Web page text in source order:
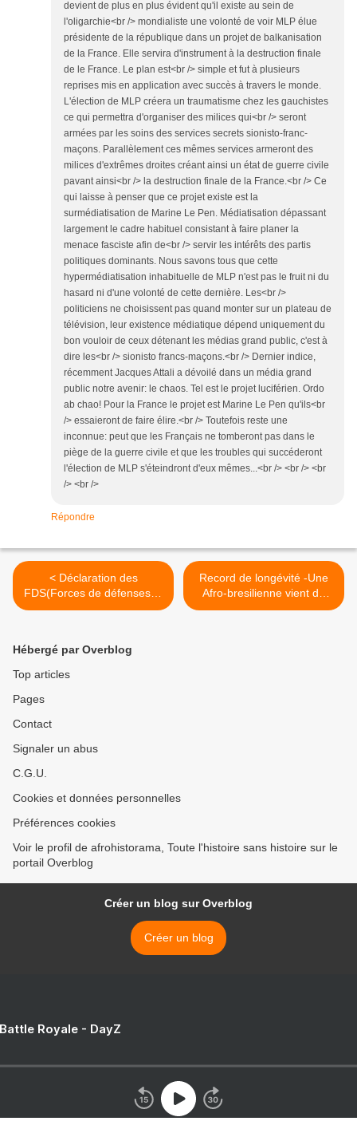
devient de plus en plus évident qu'il existe au sein de
l'oligarchie<br /> mondialiste une volonté de voir MLP élue
présidente de la république dans un projet de balkanisation
de la France. Elle servira d'instrument à la destruction finale
de le France. Le plan est<br /> simple et fut à plusieurs
reprises mis en application avec succès à travers le monde.
L'élection de MLP créera un traumatisme chez les gauchistes
ce qui permettra d'organiser des milices qui<br /> seront
armées par les soins des services secrets sionisto-franc-
maçons. Parallèlement ces mêmes services armeront des
milices d'extrêmes droites créant ainsi un état de guerre civile
pavant ainsi<br /> la destruction finale de la France.<br /> Ce
qui laisse à penser que ce projet existe est la
surmédiatisation de Marine Le Pen. Médiatisation dépassant
largement le cadre habituel consistant à faire planer la
menace fasciste afin de<br /> servir les intérêts des partis
politiques dominants. Nous savons tous que cette
hypermédiatisation inhabituelle de MLP n'est pas le fruit ni du
hasard ni d'une volonté de cette dernière. Les<br />
politiciens ne choisissent pas quand monter sur un plateau de
télévision, leur existence médiatique dépend uniquement du
bon vouloir de ceux détenant les médias grand public, c'est à
dire les<br /> sionisto francs-maçons.<br /> Dernier indice,
récemment Jacques Attali a dévoilé dans un média grand
public notre avenir: le chaos. Tel est le projet luciférien. Ordo
ab chao! Pour la France le projet est Marine Le Pen qu'ils<br
/> essaieront de faire élire.<br /> Toutefois reste une
inconnue: peut que les Français ne tomberont pas dans le
piège de la guerre civile et que les troubles qui succéderont
l'élection de MLP s'éteindront d'eux mêmes...<br /> <br /> <br
/> <br />
Répondre
< Déclaration des
FDS(Forces de défenses et
de sécurité) de Côte
Record de longévité -Une
Afro-bresilienne vient de
mourir à129 ans. >
Hébergé par Overblog
Top articles
Pages
Contact
Signaler un abus
C.G.U.
Cookies et données personnelles
Préférences cookies
Voir le profil de afrohistorama, Toute l'histoire sans histoire sur le
portail Overblog
Créer un blog sur Overblog
Créer un blog
Royale - DayZ